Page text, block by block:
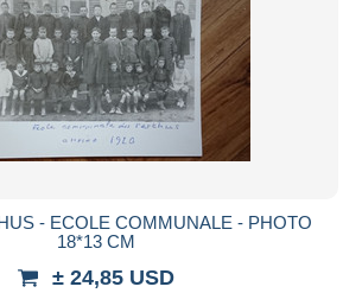
- ECOLE COMMUNALE - PHOTO
18*13 CM
± 24,85 USD